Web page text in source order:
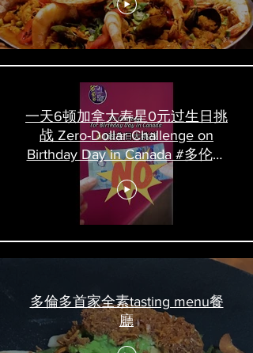
一天6顿加拿大寿星0元过生日挑
战 Zero-Dollar Challenge on
Birthday Day in Canada #多伦多
吃喝玩乐 #多伦多美食
#torontofood
多倫多首家全素tasting menu餐
廳